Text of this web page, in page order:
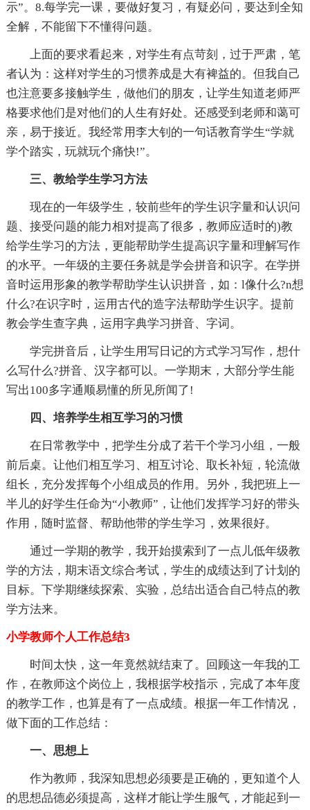
示”。8.每学完一课，要做好复习，有疑必问，要达到全知
全解，不能留下不懂得问题。
上面的要求看起来，对学生有点苛刻，过于严肃，笔
者认为：这样对学生的习惯养成是大有裨益的。但我自己
也注意要多接触学生，做他们的朋友，让学生知道老师严
格要求他们是对他们的人生有好处。还感受到老师和蔼可
亲，易于接近。我经常用李大钊的一句话教育学生“学就
学个踏实，玩就玩个痛快!”。
三、教给学生学习方法
现在的一年级学生，较前些年的学生识字量和认识问
题、接受问题的能力相对提高了很多，教师应适时的)教
给学生学习的方法，更能帮助学生提高识字量和理解写作
的水平。一年级的主要任务就是学会拼音和识字。在学拼
音时运用形象的教学帮助学生认识拼音，如：l像什么?n想
什么?在识字时，运用古代的造字法帮助学生识字。提前
教会学生查字典，运用字典学习拼音、字词。
学完拼音后，让学生用写日记的方式学习写作，想什
么写什么?拼音、汉字都可以。一学期末，大部分学生能
写出100多字通顺易懂的所见所闻了!
四、培养学生相互学习的习惯
在日常教学中，把学生分成了若干个学习小组，一般
前后桌。让他们相互学习、相互讨论、取长补短，轮流做
组长，充分发挥每个小组成员的作用。另外，我把班上一
半儿的好学生任命为“小教师”，让他们发挥学习好的带头
作用，随时监督、帮助他带的学生学习，效果很好。
通过一学期的教学，我开始摸索到了一点儿低年级教
学的方法，期末语文综合考试，学生的成绩达到了计划的
目标。下学期继续探索、实验，总结出适合自己特点的教
学方法来。
小学教师个人工作总结3
时间太快，这一年竟然就结束了。回顾这一年我的工
作，在教师这个岗位上，我根据学校指示，完成了本年度
的教学工作，也算是有了一点成绩。根据一年工作情况，
做下面的工作总结：
一、思想上
作为教师，我深知思想必须要是正确的，更知道个人
的思想品德必须提高，这样才能让学生服气，才能起到一